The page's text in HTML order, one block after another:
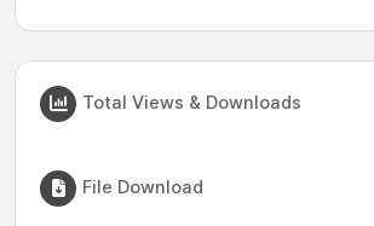
Total Views & Downloads
File Download